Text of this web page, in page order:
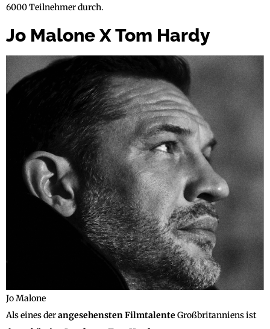
6000 Teilnehmer durch.
Jo Malone X Tom Hardy
Jo Malone
Als eines derangesehenstenFilmtalente Großbritanniens ist